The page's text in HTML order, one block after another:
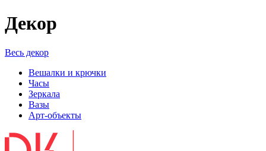
Декор
Весь декор
Вешалки и крючки
Часы
Зеркала
Вазы
Арт-объекты